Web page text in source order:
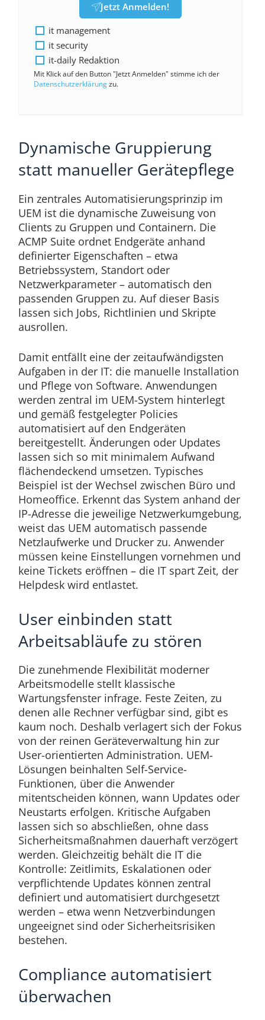
Jetzt Anmelden!
it management
it security
it-daily Redaktion
Mit Klick auf den Button "Jetzt Anmelden" stimme ich der
Datenschutzerklärungzu.
Dynamische Gruppierung
statt manueller Gerätepflege
Ein zentrales Automatisierungsprinzip im
UEM ist die dynamische Zuweisung von
Clients zu Gruppen und Containern. Die
ACMP Suite ordnet Endgeräte anhand
definierter Eigenschaften – etwa
Betriebssystem, Standort oder
Netzwerkparameter – automatisch den
passenden Gruppen zu. Auf dieser Basis
lassen sich Jobs, Richtlinien und Skripte
ausrollen.
Damit entfällt eine der zeitaufwändigsten
Aufgaben in der IT: die manuelle Installation
und Pflege von Software. Anwendungen
werden zentral im UEM-System hinterlegt
und gemäß festgelegter Policies
automatisiert auf den Endgeräten
bereitgestellt. Änderungen oder Updates
lassen sich so mit minimalem Aufwand
flächendeckend umsetzen. Typisches
Beispiel ist der Wechsel zwischen Büro und
Homeoffice. Erkennt das System anhand der
IP-Adresse die jeweilige Netzwerkumgebung,
weist das UEM automatisch passende
Netzlaufwerke und Drucker zu. Anwender
müssen keine Einstellungen vornehmen und
keine Tickets eröffnen – die IT spart Zeit, der
Helpdesk wird entlastet.
User einbinden statt
Arbeitsabläufe zu stören
Die zunehmende Flexibilität moderner
Arbeitsmodelle stellt klassische
Wartungsfenster infrage. Feste Zeiten, zu
denen alle Rechner verfügbar sind, gibt es
kaum noch. Deshalb verlagert sich der Fokus
von der reinen Geräteverwaltung hin zur
User-orientierten Administration. UEM-
Lösungen beinhalten Self-Service-
Funktionen, über die Anwender
mitentscheiden können, wann Updates oder
Neustarts erfolgen. Kritische Aufgaben
lassen sich so abschließen, ohne dass
Sicherheitsmaßnahmen dauerhaft verzögert
werden. Gleichzeitig behält die IT die
Kontrolle: Zeitlimits, Eskalationen oder
verpflichtende Updates können zentral
definiert und automatisiert durchgesetzt
werden – etwa wenn Netzverbindungen
ungeeignet sind oder Sicherheitsrisiken
bestehen.
Compliance automatisiert
überwachen